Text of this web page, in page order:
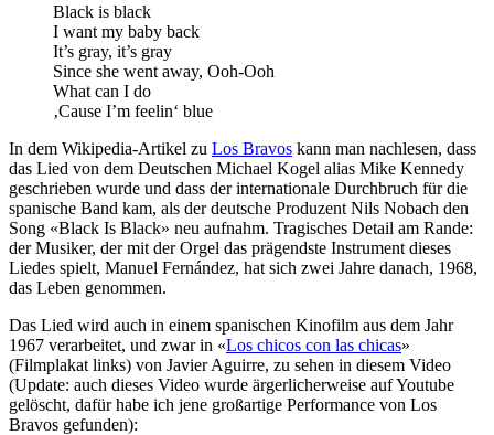
Black is black
I want my baby back
It’s gray, it’s gray
Since she went away, Ooh-Ooh
What can I do
‚Cause I’m feelin‘ blue
In dem Wikipedia-Artikel zu Los Bravos kann man nachlesen, dass
das Lied von dem Deutschen Michael Kogel alias Mike Kennedy
geschrieben wurde und dass der internationale Durchbruch für die
spanische Band kam, als der deutsche Produzent Nils Nobach den
Song «Black Is Black» neu aufnahm. Tragisches Detail am Rande:
der Musiker, der mit der Orgel das prägendste Instrument dieses
Liedes spielt, Manuel Fernández, hat sich zwei Jahre danach, 1968,
das Leben genommen.
Das Lied wird auch in einem spanischen Kinofilm aus dem Jahr
1967 verarbeitet, und zwar in «Los chicos con las chicas»
(Filmplakat links) von Javier Aguirre, zu sehen in diesem Video
(Update: auch dieses Video wurde ärgerlicherweise auf Youtube
gelöscht, dafür habe ich jene großartige Performance von Los
Bravos gefunden):